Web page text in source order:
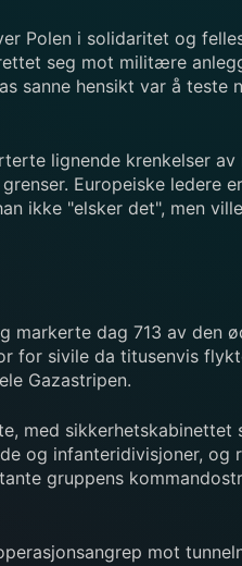
Polen i solidaritet og
seg mot militære
sanne hensikt var å teste
lignende krenkelser
Europeiske ledere
ikke "elsker det", men
markerte dag 713 av den
for sivile da titusenvis
Gazastripen.
med sikkerhetskabinettet
og infanteridivisjoner, og
gruppens
mot